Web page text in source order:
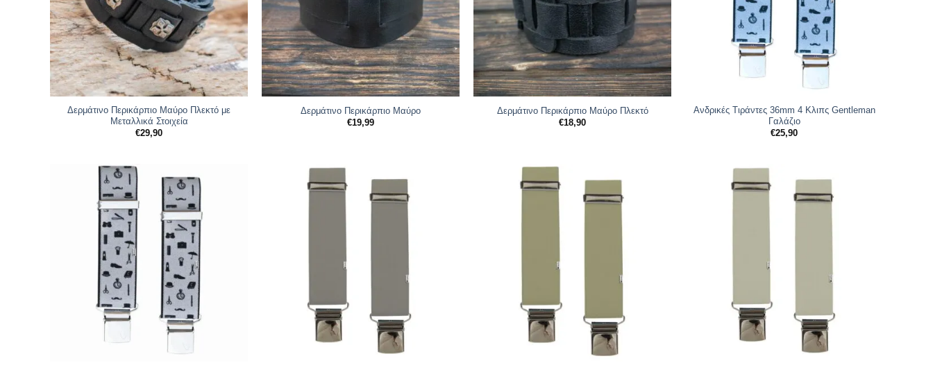
Δερμάτινο Περικάρπιο Μαύρο Πλεκτό με
Μεταλλικά Στοιχεία
€29,90
Δερμάτινο Περικάρπιο Μαύρο
€19,99
Δερμάτινο Περικάρπιο Μαύρο Πλεκτό
€18,90
Ανδρικές Tιράντες 36mm 4 Κλιπς Gentleman
Γαλάζιο
€25,90